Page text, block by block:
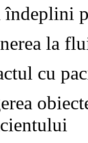
îndeplini
la
cu